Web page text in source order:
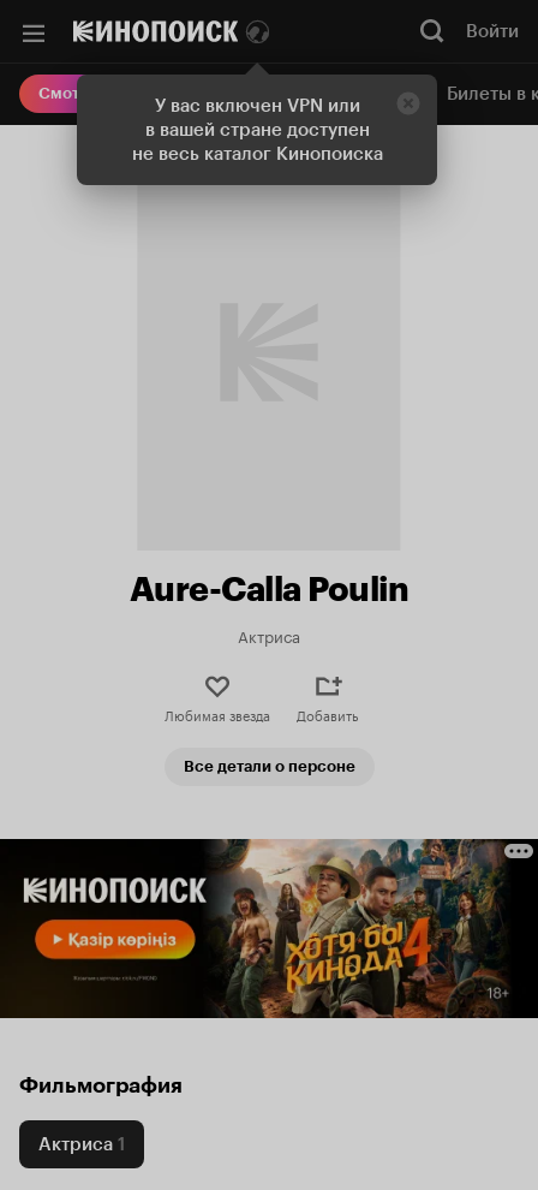
У вас включен VPN или
в вашей стране доступен
не весь каталог Кинопоиска
Войти
Смотреть кино Онлайн-кинотеатр Билеты в
Aure-Calla Poulin
Актриса
Любимая звезда Добавить
Все детали о персоне
Фильмография
Актриса 1